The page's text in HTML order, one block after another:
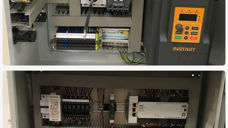
Программирование
логических контроллеров